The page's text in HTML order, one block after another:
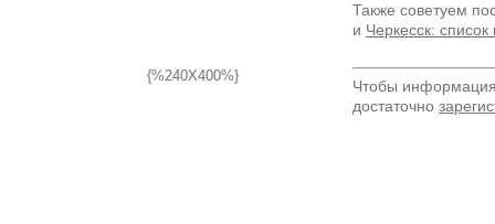
{%240X400%}
Также советуем
и Черкесск:
Чтобы
достаточно